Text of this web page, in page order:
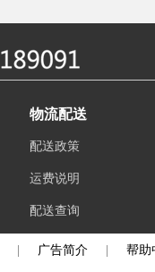
物流配送
配送政策
运费说明
配送查询
广告简介 帮助